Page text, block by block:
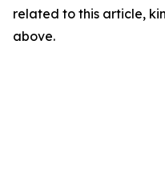
related to this article,
above.